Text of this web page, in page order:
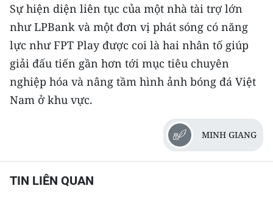
Sự hiện diện liên tục của một nhà tài trợ lớn
như LPBank và một đơn vị phát sóng có năng
lực như FPT Play được coi là hai nhân tố giúp
giải đấu tiến gần hơn tới mục tiêu chuyên
nghiệp hóa và nâng tầm hình ảnh bóng đá Việt
Nam ở khu vực.
MINH GIANG
TIN LIÊN QUAN